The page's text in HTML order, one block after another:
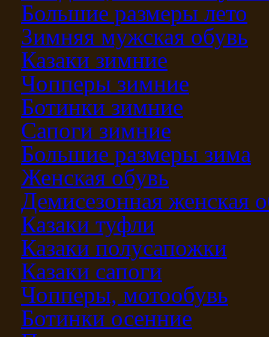
Большие размеры лето
Зимняя мужская обувь
Казаки зимние
Чопперы зимние
Ботинки зимние
Сапоги зимние
Большие размеры зима
Женская обувь
Демисезонная женская
Казаки туфли
Казаки полусапожки
Казаки сапоги
Чопперы, мотообувь
Ботинки осенние